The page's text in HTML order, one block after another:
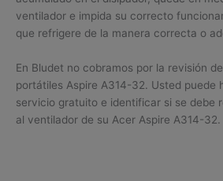
ventilador e impida su correcto
que refrigere de la manera correcta o
En Bludet no cobramos por la revisión
portátiles Aspire A314-32. Usted puede
servicio gratuito e identificar si se debe
al ventilador de su Acer Aspire A314-32.